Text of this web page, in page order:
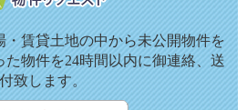
・賃貸土地の中から未公開物件を
物件を24時間以内に御連絡、送
付致します。